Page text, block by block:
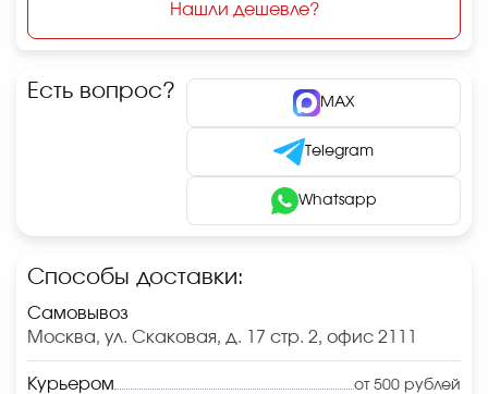
Нашли дешевле?
Есть вопрос? MAX
Telegram
Whatsapp
Способы доставки:
Самовывоз
Москва, ул. Скаковая, д. 17 стр. 2, офис 2111
Курьером от 500 рублей